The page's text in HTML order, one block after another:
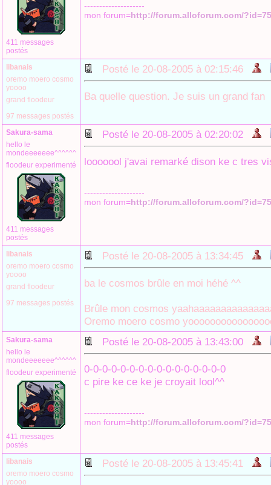
411 messages
postés
--------------------
mon forum=http://forum.alloforum.com/
libanais
oremo moero cosmo
yoooo
grand floodeur
97 messages postés
Posté le 20-08-2005 à 02:15:46
Ba quelle question. Je suis un grand fan
Sakura-sama
hello le
mondeeeeeee^^^^^^
floodeur experimenté
411 messages
postés
Posté le 20-08-2005 à 02:20:02
looooool j'avai remarké dison ke c tres
--------------------
mon forum=http://forum.alloforum.com/
libanais
oremo moero cosmo
yoooo
grand floodeur
97 messages postés
Posté le 20-08-2005 à 13:34:45
ba le cosmos brûle en moi héhé ^^
Brûle mon cosmos
Oremo moero cosmo
Sakura-sama
hello le
mondeeeeeee^^^^^^
floodeur experimenté
411 messages
postés
Posté le 20-08-2005 à 13:43:00
0-0-0-0-0-0-0-0-0-0-0-0-0-0-0-0
c pire ke ce ke je croyait lool^^
--------------------
mon forum=http://forum.alloforum.com/
libanais
oremo moero cosmo
yoooo
Posté le 20-08-2005 à 13:45:41